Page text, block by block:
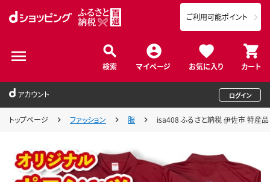
検索 マイページ お気に入り カート
ご利用可能ポイント
アカウント ログイン
トップページ ファッション 服 isa408 ふるさと納税 伊佐市 特産品